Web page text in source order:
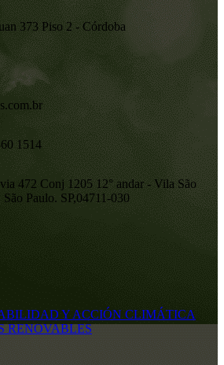
373 Piso 2 - Córdoba
1514
472 Conj 1205 12° andar - Vila São
São Paulo. SP,04711-030
Y ACCIÓN CLIMÁTICA
RENOVABLES